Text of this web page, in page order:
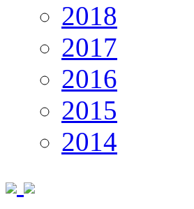
2018
2017
2016
2015
2014